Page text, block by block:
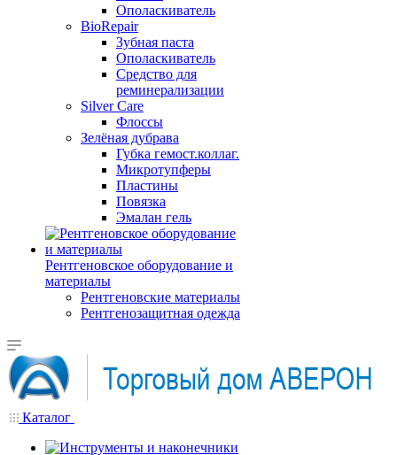
Ополаскиватель
BioRepair
Зубная паста
Ополаскиватель
Средство для
реминерализации
Silver Care
Флоссы
Зелёная дубрава
Губка гемост.коллаг.
Микротупферы
Пластины
Повязка
Эмалан гель
Рентгеновское оборудование и
материалы
Рентгеновские материалы
Рентгенозащитная одежда
Каталог